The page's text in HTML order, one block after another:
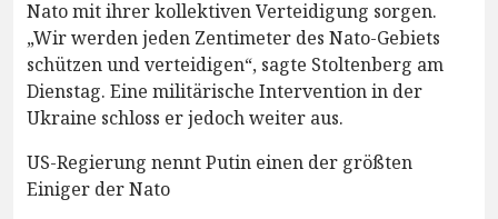
Nato mit ihrer kollektiven Verteidigung sorgen.
„Wir werden jeden Zentimeter des Nato-Gebiets
schützen und verteidigen“, sagte Stoltenberg am
Dienstag. Eine militärische Intervention in der
Ukraine schloss er jedoch weiter aus.
US-Regierung nennt Putin einen der größten
Einiger der Nato